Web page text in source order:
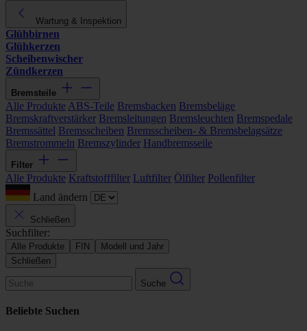
Wartung & Inspektion
Glühbirnen
Glühkerzen
Scheibenwischer
Zündkerzen
Bremsteile
Alle Produkte ABS-Teile Bremsbacken Bremsbeläge
Bremskraftverstärker Bremsleitungen Bremsleuchten Bremspedale
Bremssättel Bremsscheiben Bremsscheiben- & Bremsbelagsätze
Bremstrommeln Bremszylinder Handbremsseile
Filter
Alle Produkte Kraftstofffilter Luftfilter Ölfilter Pollenfilter
Land ändern
Schließen
Suchfilter:
Alle Produkte FIN
Modell und Jahr
Schließen
Suche
Beliebte Suchen